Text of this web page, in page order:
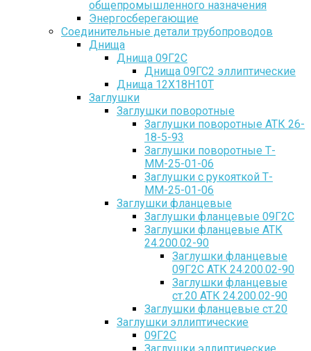
общепромышленного назначения
Энергосберегающие
Соединительные детали трубопроводов
Днища
Днища 09Г2С
Днища 09ГС2 эллиптические
Днища 12Х18Н10Т
Заглушки
Заглушки поворотные
Заглушки поворотные АТК 26-
18-5-93
Заглушки поворотные Т-
ММ-25-01-06
Заглушки с рукояткой Т-
ММ-25-01-06
Заглушки фланцевые
Заглушки фланцевые 09Г2С
Заглушки фланцевые АТК
24.200.02-90
Заглушки фланцевые
09Г2С АТК 24.200.02-90
Заглушки фланцевые
ст.20 АТК 24.200.02-90
Заглушки фланцевые ст.20
Заглушки эллиптические
09Г2С